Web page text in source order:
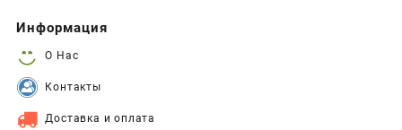
Информация
О Нас
Контакты
Доставка и оплата